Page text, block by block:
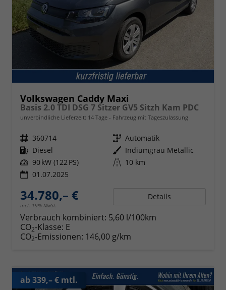
Volkswagen Caddy Maxi
Basis 2.0 TDI DSG 7 Sitzer GV5 Sitzh Kam PDC
unverbindliche Lieferzeit: 14 Tage Fahrzeug mit Tageszulassung
Fahrzeugnr. 360714 Getriebe Automatik
Kraftstoff Diesel Außenfarbe Indiumgrau Metallic
Leistung 90 kW (122 PS) Kilometerstand 10 km
01.07.2025
34.780,– €
incl. 19% MwSt.
Details
Verbrauch kombiniert: 5,60 l/100km
CO2-Klasse: E
CO2-Emissionen: 146,00 g/km
ab 339,– € mtl.